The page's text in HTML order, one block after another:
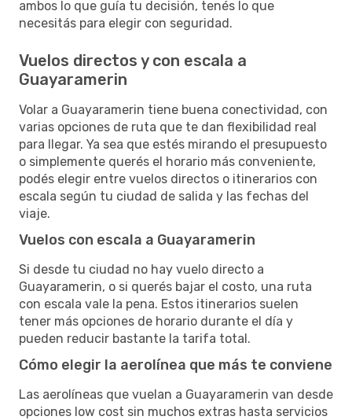
ambos lo que guía tu decisión, tenés lo que
necesitás para elegir con seguridad.
Vuelos directos y con escala a
Guayaramerin
Volar a Guayaramerin tiene buena conectividad, con
varias opciones de ruta que te dan flexibilidad real
para llegar. Ya sea que estés mirando el presupuesto
o simplemente querés el horario más conveniente,
podés elegir entre vuelos directos o itinerarios con
escala según tu ciudad de salida y las fechas del
viaje.
Vuelos con escala a Guayaramerin
Si desde tu ciudad no hay vuelo directo a
Guayaramerin, o si querés bajar el costo, una ruta
con escala vale la pena. Estos itinerarios suelen
tener más opciones de horario durante el día y
pueden reducir bastante la tarifa total.
Cómo elegir la aerolínea que más te conviene
Las aerolíneas que vuelan a Guayaramerin van desde
opciones low cost sin muchos extras hasta servicios